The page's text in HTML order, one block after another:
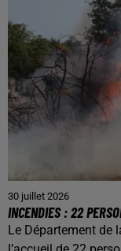
30 juillet 2026
INCENDIES : 22
Le Département de